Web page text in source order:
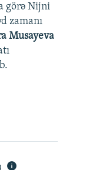
görə Nijni
zamanı
Musayeva